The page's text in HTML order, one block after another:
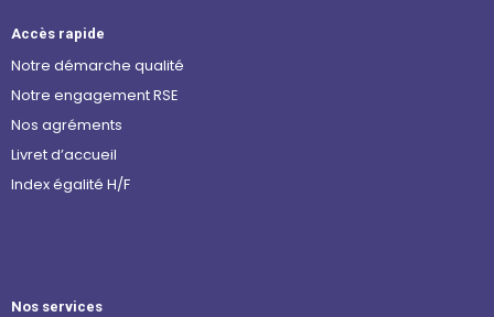
Accès rapide
Notre démarche qualité
Notre engagement RSE
Nos agréments
Livret d’accueil
Index égalité H/F
Nos services